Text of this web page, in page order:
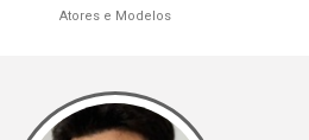
Atores e Modelos